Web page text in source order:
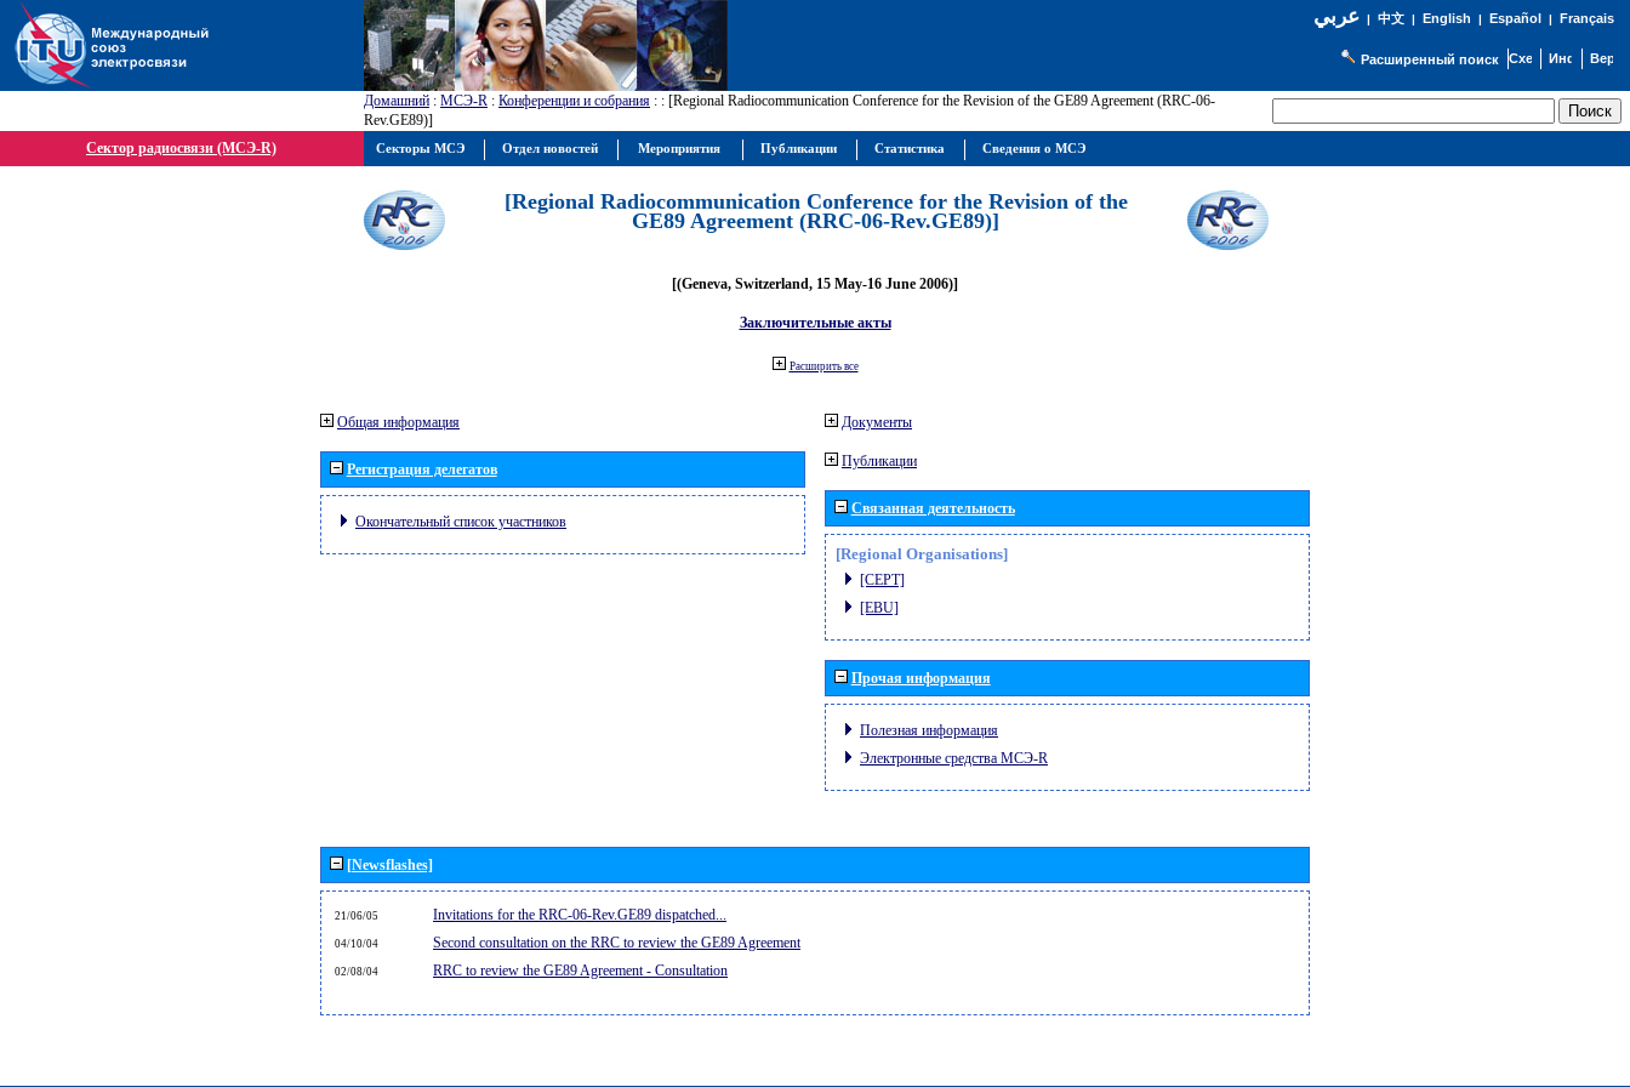
عربي| 中文| English | Español | Français
Расширенный поиск
Домашний : МСЭ-R : Конференции и собрания : : [Regional Radiocommunication Conference for the Revision of the GE89 Agreement (RRC-06-
Rev.GE89)]
Сектор радиосвязи (МСЭ-R)
[Regional Radiocommunication Conference for the Revision of the
GE89 Agreement (RRC-06-Rev.GE89)]
[(Geneva, Switzerland, 15 May-16 June 2006)]
Заключительные акты
Расширить все
Общая информация
Регистрация делегатов
Окончательный список участников
Документы
Публикации
Связанная деятельность
[Regional Organisations]
[CEPT]
[EBU]
Прочая информация
Полезная информация
Электронные средства МСЭ-R
[Newsflashes]
21/06/05 Invitations for the RRC-06-Rev.GE89 dispatched...
04/10/04 Second consultation on the RRC to review the GE89 Agreement
02/08/04 RRC to review the GE89 Agreement - Consultation
Секторы МСЭ Отдел новостей Мероприятия Публикации Статистика Сведения о МСЭ